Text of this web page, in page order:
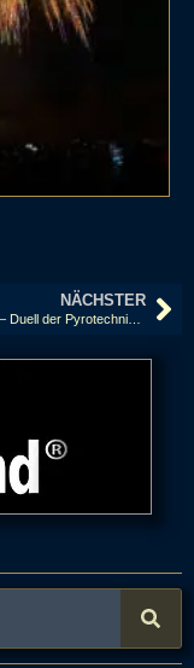
NÄCHSTER
SternenCup – Duell der Pyrotechniker – Pinneberg